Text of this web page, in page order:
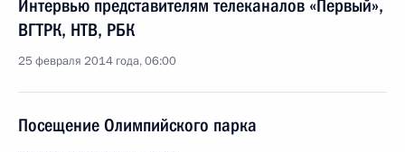
Интервью представителям телеканалов «Первый»,
ВГТРК, НТВ, РБК
25 февраля 2014 года, 06:00
Посещение Олимпийского парка